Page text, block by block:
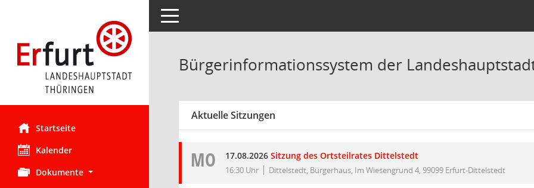
Startseite
Kalender
Dokumente
Toggle navigation
Bürgerinformationssystem der
Aktuelle Sitzungen
MO 17.08.2026 Sitzung des Ortsteilrates Dittelstedt
16:30 Uhr Dittelstedt, Bürgerhaus, Im Wiesengrund 4, 99099 Erfurt-Dittelstedt